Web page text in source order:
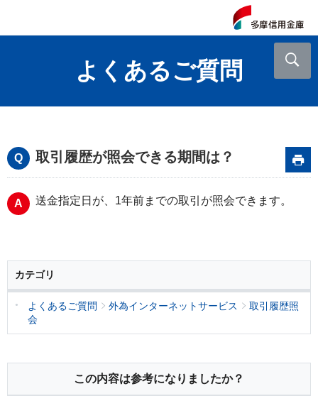
よくあるご質問
取引履歴が照会できる期間は？
送金指定日が、 1年前までの取引が照会できます。
カテゴリ
よくあるご質問 外為インターネットサービス
取引履歴照
会
この内容は参考になりましたか？